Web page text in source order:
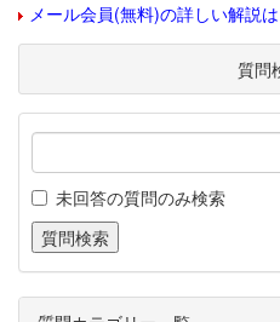
メール会員(無料)の詳しい解説
質問
未回答の質問のみ検索